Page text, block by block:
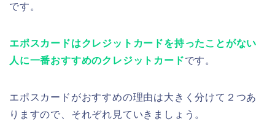
です。
エポスカードはクレジットカードを持ったことがない
人に一番おすすめのクレジットカードです。
エポスカードがおすすめの理由は大きく分けて２つあ
りますので、それぞれ見ていきましょう。